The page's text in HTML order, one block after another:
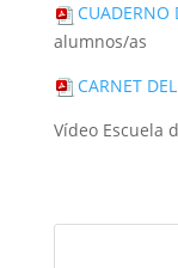
CUADERNO
alumnos/as
CARNET
Vídeo Escuela